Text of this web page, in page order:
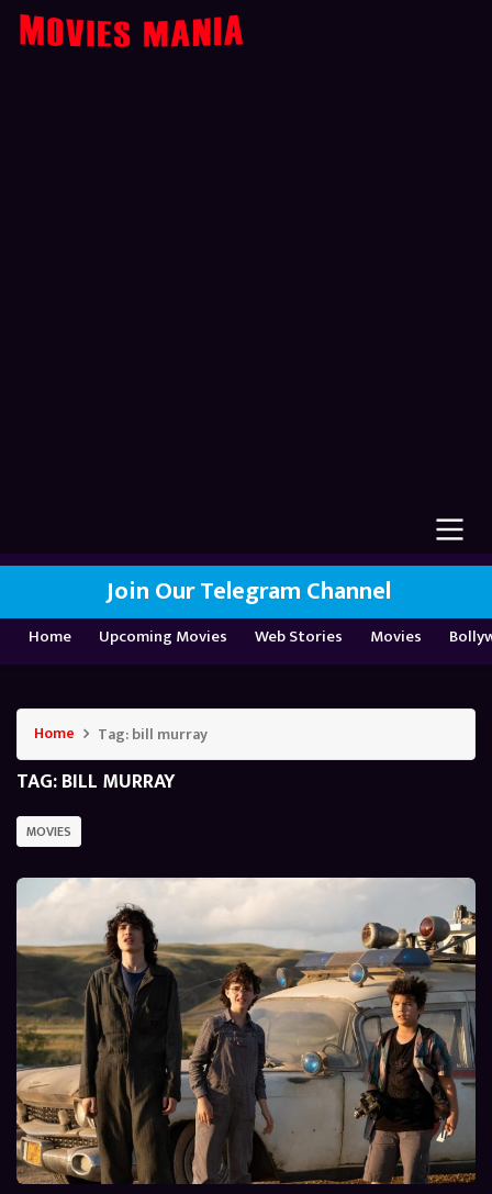
Join Our Telegram Channel
Home Upcoming Movies Web Stories Movies
Home Tag:bill murray
TAG:BILL MURRAY
MOVIES